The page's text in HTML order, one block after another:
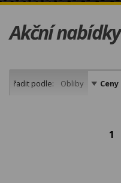
Akční nabídky
řadit podle: Obliby Ceny
1